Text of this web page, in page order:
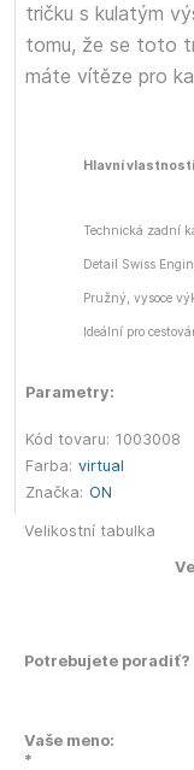
tričku s kulatým
tomu, že se toto
máte vítěze pro
Hlavní
Technická zadní
Detail Swiss
Pružný, vysoce
Ideální pro
Parametry:
Kód tovaru: 1003008
Farba: virtual
Značka: ON
Velikostní tabulka
Potrebujete poradiť?
Vaše meno:
*